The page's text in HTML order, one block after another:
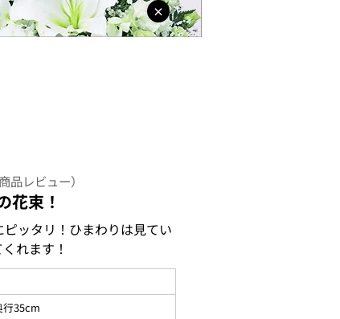
×
品レビュー）
花束！
ッタリ！ひまわりは見てい
れます！
35cm